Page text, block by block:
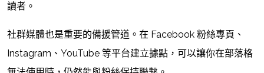
讀者。
社群媒體也是重要的備援管道。在 Facebook 粉絲專頁、
Instagram、YouTube 等平台建立據點，可以讓你在部落格